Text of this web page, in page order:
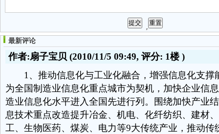
最新评论
作者:扇子宝贝 (2010/11/5 09:49, 评分: 1楼)
1、推动信息化与工业化融合，增强信息化支撑
为全国制造业信息化重点城市为契机，加快企业信
造业信息化水平进入全国先进行列。围绕加快产业
息技术重点改造提升冶金、机电、化纤纺织、建材
工、生物医药、煤炭、电力等9大传统产业，推动传